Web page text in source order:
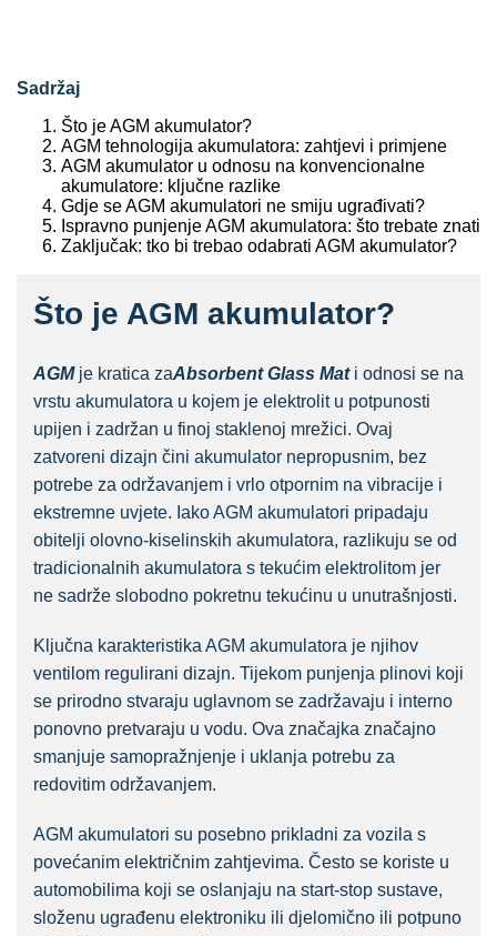
Sadržaj
Što je AGM akumulator?
AGM tehnologija akumulatora: zahtjevi i primjene
AGM akumulator u odnosu na konvencionalne
akumulatore: ključne razlike
Gdje se AGM akumulatori ne smiju ugrađivati?
Ispravno punjenje AGM akumulatora: što trebate znati
Zaključak: tko bi trebao odabrati AGM akumulator?
Što je AGM akumulator?
AGM je kratica zaAbsorbent Glass Mati odnosi se na
vrstu akumulatora u kojem je elektrolit u potpunosti
upijen i zadržan u finoj staklenoj mrežici. Ovaj
zatvoreni dizajn čini akumulator nepropusnim, bez
potrebe za održavanjem i vrlo otpornim na vibracije i
ekstremne uvjete. Iako AGM akumulatori pripadaju
obitelji olovno-kiselinskih akumulatora, razlikuju se od
tradicionalnih akumulatora s tekućim elektrolitom jer
ne sadrže slobodno pokretnu tekućinu u unutrašnjosti.
Ključna karakteristika AGM akumulatora je njihov
ventilom regulirani dizajn. Tijekom punjenja plinovi koji
se prirodno stvaraju uglavnom se zadržavaju i interno
ponovno pretvaraju u vodu. Ova značajka značajno
smanjuje samopražnjenje i uklanja potrebu za
redovitim održavanjem.
AGM akumulatori su posebno prikladni za vozila s
povećanim električnim zahtjevima. Često se koriste u
automobilima koji se oslanjaju na start-stop sustave,
složenu ugrađenu elektroniku ili djelomično ili potpuno